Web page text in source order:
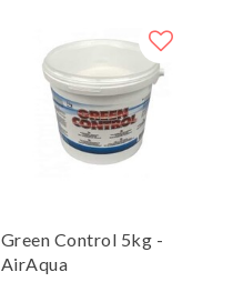
Green Control 5kg -
AirAqua